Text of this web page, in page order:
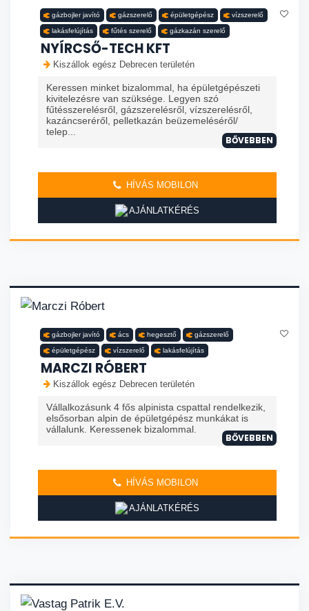
gázbojler javító gázszerelő épületgépész vízszerelő
lakásfelújítás fűtés szerelő gázkazán szerelő
NYÍRCSŐ-TECH KFT
Kiszállok egész Debrecen területén
Keressen minket bizalommal, ha épületgépészeti
kivitelezésre van szüksége. Legyen szó
fűtésszerelésről, gázszerelésről, vízszerelésről,
kazáncseréről, pelletkazán beüzemeléséről/
telep...
BŐVEBBEN
HÍVÁS MOBILON
AJÁNLATKÉRÉS
gázbojler javító ács hegesztő gázszerelő
épületgépész vízszerelő lakásfelújítás
MARCZI RÓBERT
Kiszállok egész Debrecen területén
Vállalkozásunk 4 fős alpinista cspattal rendelkezik,
elsősorban alpin de épületgépész munkákat is
vállalunk. Keressenek bizalommal.
BŐVEBBEN
HÍVÁS MOBILON
AJÁNLATKÉRÉS